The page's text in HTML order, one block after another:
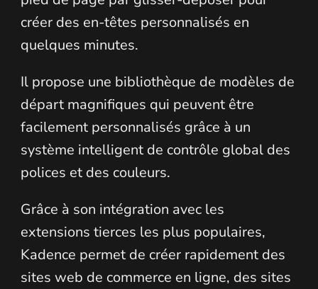
créer des en-têtes personnalisés en
quelques minutes.
Il propose une bibliothèque de modèles de
départ magnifiques qui peuvent être
facilement personnalisés grâce à un
système intelligent de contrôle global des
polices et des couleurs.
Grâce à son intégration avec les
extensions tierces les plus populaires,
Kadence permet de créer rapidement des
sites web de commerce en ligne, des sites